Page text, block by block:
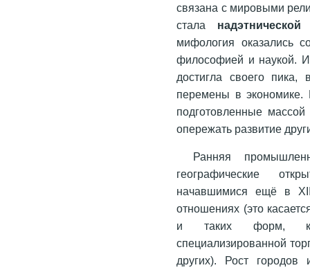
связана с мировыми
стала
мифология оказались
философией и наукой.
достигла своего
перемены в экономике.
подготовленные
опережать развитие
Ранняя
географические
начавшимися ещё в
отношениях (это
и таких форм,
специализированной
других). Рост